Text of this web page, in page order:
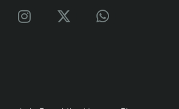
I
n
X
-
W
h